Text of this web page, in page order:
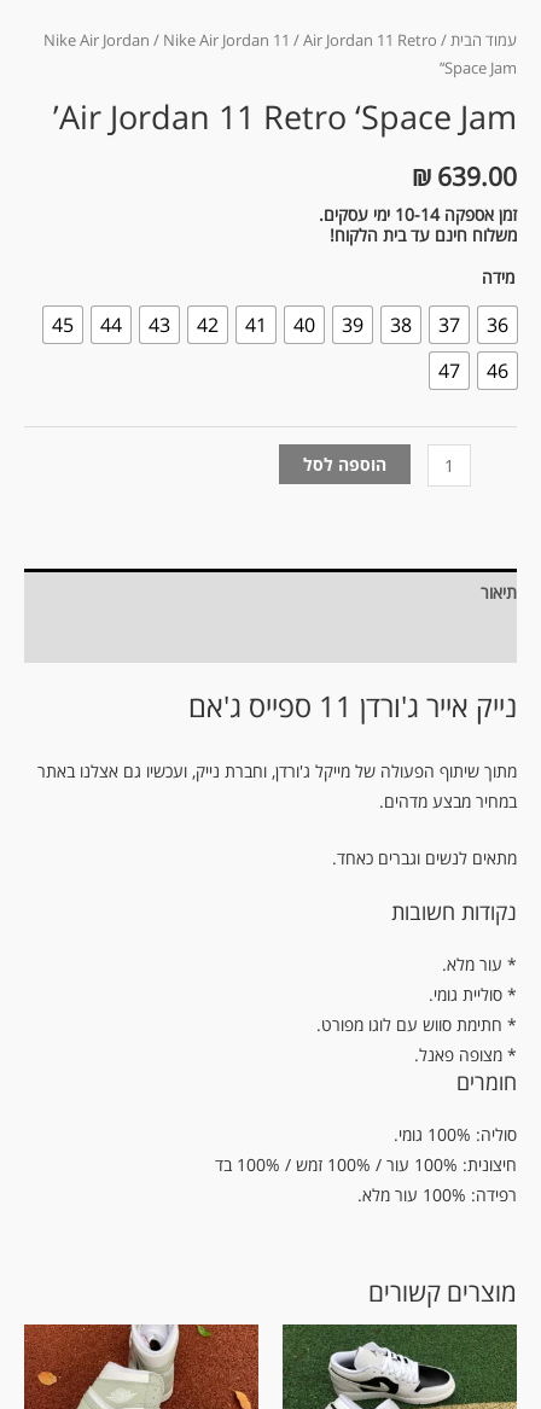
עמוד הבית/
Nike Air Jordan / Nike Air Jordan 11 / Air Jordan 11 Retro
‘Space Jam’
Air Jordan 11 Retro ‘Space Jam’
₪ 639.00
זמן אספקה 10-14 ימי עסקים.
משלוח חינם עד בית הלקוח!
מידה
36
37
38
39
40
41
42
43
44
45
46
47
הוספה לסל
תיאור
נייק אייר ג'ורדן 11 ספייס ג'אם
מתוך שיתוף הפעולה של מייקל ג'ורדן, וחברת נייק, ועכשיו גם אצלנו באתר
במחיר מבצע מדהים.
מתאים לנשים וגברים כאחד.
נקודות חשובות
.עור מלא *
* סוליית גומי.
* חתימת סווש עם לוגו מפורט.
* מצופה פאנל.
חומרים
סוליה: 100% גומי.
חיצונית: 100% עור / 100% זמש / 100% בד
רפידה: 100% עור מלא.
מוצרים קשורים